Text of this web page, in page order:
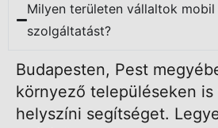
Milyen területen vállaltok
szolgáltatást?
Budapesten, Pest
környező településeken is
helyszíni segítséget.